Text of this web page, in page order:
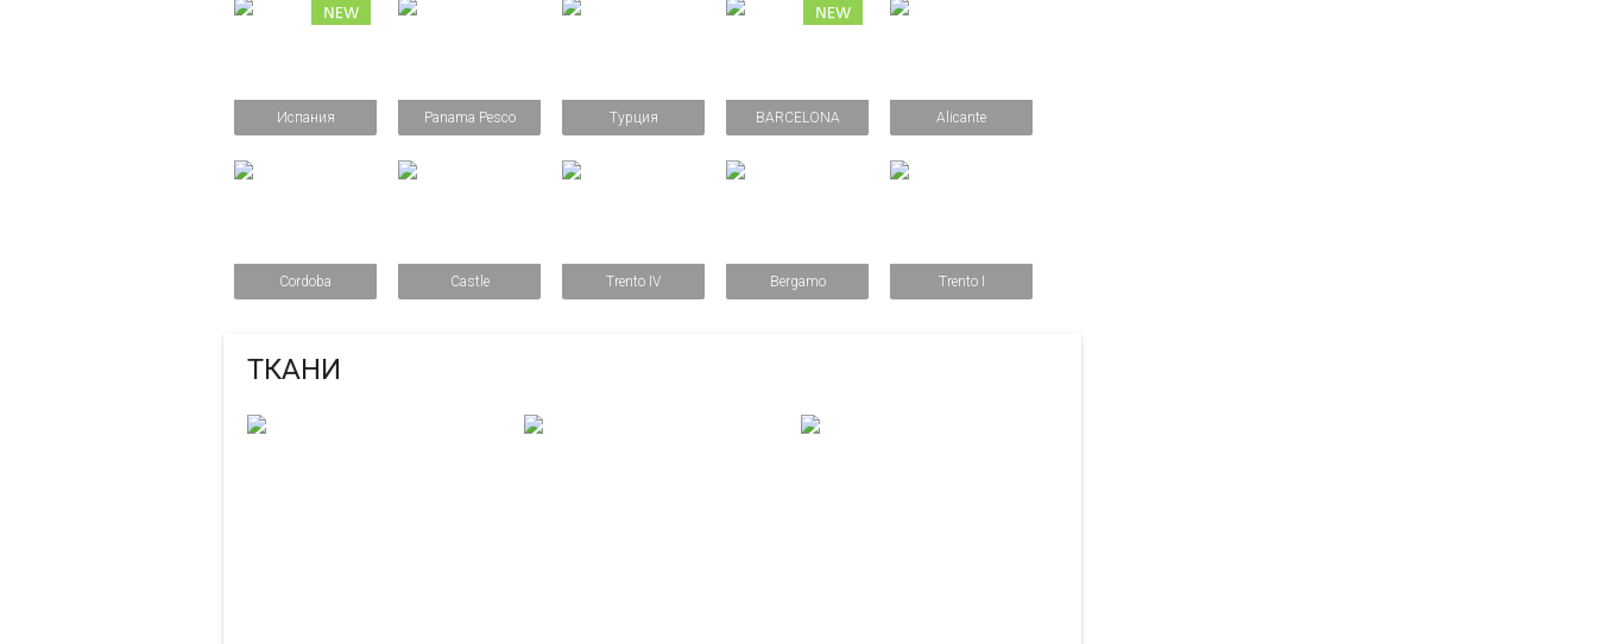
Испания Panama Pesco Турция BARCELONA Alicante
Cordoba Castle Trento IV Bergamo Trento I
ТКАНИ